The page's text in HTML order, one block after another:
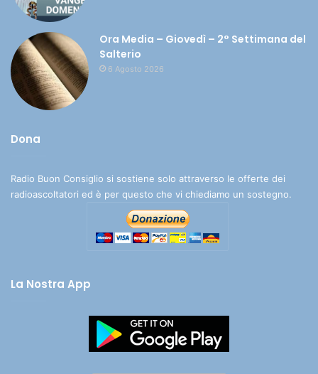
Ora Media – Giovedì – 2° Settimana del
Salterio
6 Agosto 2026
Dona
Radio Buon Consiglio si sostiene solo attraverso le offerte dei
radioascoltatori ed è per questo che vi chiediamo un sostegno.
La Nostra App